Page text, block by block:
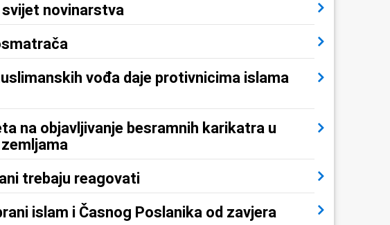
novinarstva
vođa daje protivnicima islama
na objavljivanje besramnih karikatra u
trebaju reagovati
islam i Časnog Poslanika od zavjera